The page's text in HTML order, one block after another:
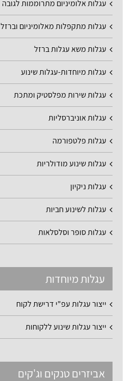
עגלות אלומיניום מתרוממות לגובה
עגלות מתקפלות מאלומיניום וברזל
עגלות משא עגלות ברזל
עגלות מיוחדות-עגלות שינוע
עגלות שירות מפלסטיק ומתכת
עגלות אוניברסליות
עגלות פלטפורמה
עגלות שינוע מודולריות
עגלות ניקיון
עגלות לשינוע חביות
עגלות סופר וסלסלאות
עגלות מיוחדות
ייצור עגלות עפ"י דרישת לקוח
ייצור עגלות שינוע ללקוחות
אביזרים טנקים וג'קים